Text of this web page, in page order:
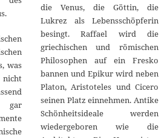
was
nicht
gar
die Venus, die Göttin, die
Lukrez als Lebensschöpferin
besingt. Raffael wird die
griechischen und römischen
Philosophen auf ein Fresko
bannen und Epikur wird neben
Platon, Aristoteles und Cicero
seinen Platz einnehmen. Antike
Schönheitsideale werden
wiedergeboren wie die